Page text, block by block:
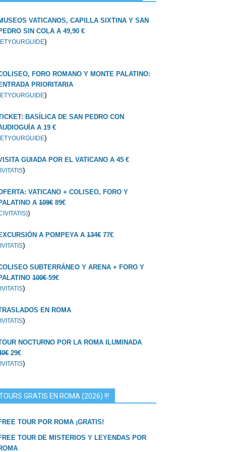
VATICANOS, CAPILLA SIXTINA Y SAN
SIN COLA A 49,90 €
)
FORO ROMANO Y MONTE PALATINO:
PRIORITARIA
)
BASÍLICA DE SAN PEDRO CON
A 19 €
)
GUIADA POR EL VATICANO A 45 €
)
VATICANO + COLISEO, FORO Y
A 109€ 89€
)
A POMPEYA A 134€ 77€
)
SUBTERRÁNEO Y ARENA + FORO Y
100€59€
)
EN ROMA
)
NOCTURNO POR LA ROMA ILUMINADA
29€
)
GRATIS EN ROMA (2026) !!!
TOUR POR ROMA ¡GRATIS!
TOUR DE MISTERIOS Y LEYENDAS POR